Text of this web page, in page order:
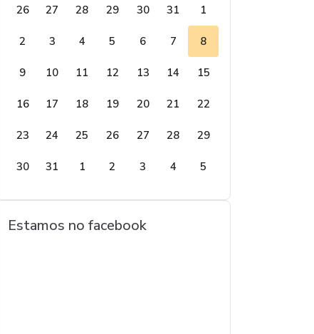
26
27 28 29 30 31 1
2 3 4 5 6 7 8
9 10 11 12 13 14 15
16 17 18 19 20 21 22
23 24 25 26 27 28 29
30 31 1 2 3 4 5
Estamos no facebook